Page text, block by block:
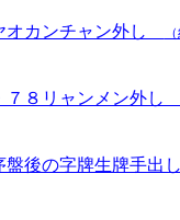
オカンチャン外し
７８リャンメン外し
盤後の字牌生牌手出